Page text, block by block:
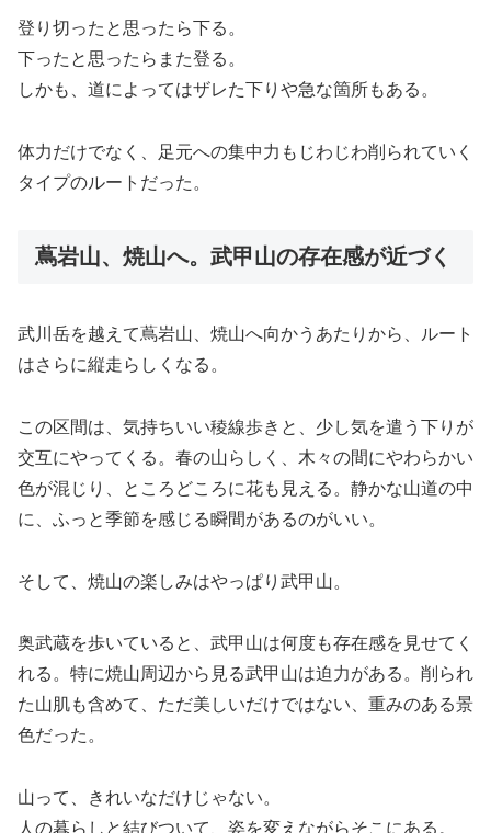
登り切ったと思ったら下る。
下ったと思ったらまた登る。
しかも、道によってはザレた下りや急な箇所もある。
体力だけでなく、足元への集中力もじわじわ削られていく
タイプのルートだった。
蔦岩山、焼山へ。武甲山の存在感が近づく
武川岳を越えて蔦岩山、焼山へ向かうあたりから、ルート
はさらに縦走らしくなる。
この区間は、気持ちいい稜線歩きと、少し気を遣う下りが
交互にやってくる。春の山らしく、木々の間にやわらかい
色が混じり、ところどころに花も見える。静かな山道の中
に、ふっと季節を感じる瞬間があるのがいい。
そして、焼山の楽しみはやっぱり武甲山。
奥武蔵を歩いていると、武甲山は何度も存在感を見せてく
れる。特に焼山周辺から見る武甲山は迫力がある。削られ
た山肌も含めて、ただ美しいだけではない、重みのある景
色だった。
山って、きれいなだけじゃない。
人の暮らしと結びついて、姿を変えながらそこにある。